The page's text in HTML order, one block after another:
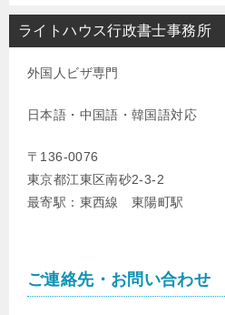
ライトハウス行政書士事務所
外国人ビザ専門
日本語・中国語・韓国語対応
〒136-0076
東京都江東区南砂2-3-2
最寄駅：東西線 東陽町駅
ご連絡先・お問い合わせ